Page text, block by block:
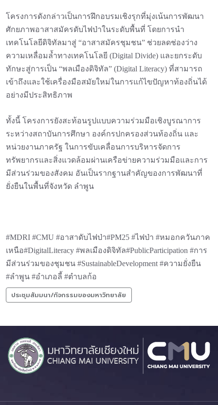
โครงการดังกล่าวเป็นการฝึกอบรมเชิงรุกที่มุ่งเน้นการพัฒนา
ศักยภาพอาสาสมัครดับไฟป่าในระดับพื้นที่ โดยการนำ
เทคโนโลยีดิจิทัลมาสู่ “อาสาสมัครชุมชน” ช่วยลดช่องว่าง
ความเหลื่อมล้ำทางเทคโนโลยี (Digital Divide) และยกระดับ
ทักษะสู่การเป็น “พลเมืองดิจิทัล” (Digital Literacy) ที่สามารถ
เข้าถึงและใช้เครื่องมือสมัยใหม่ในการแก้ไขปัญหาท้องถิ่นได้
อย่างมีประสิทธิภาพ
ทั้งนี้ โครงการยังสะท้อนรูปแบบความร่วมมือเชิงบูรณาการ
ระหว่างสถาบันการศึกษา องค์กรปกครองส่วนท้องถิ่น และ
หน่วยงานภาครัฐ ในการขับเคลื่อนการบริหารจัดการ
ทรัพยากรและสิ่งแวดล้อมผ่านเครือข่ายความร่วมมือและการ
มีส่วนร่วมของสังคม อันเป็นรากฐานสำคัญของการพัฒนาที่
ยั่งยืนในพื้นที่จังหวัด ลำพูน
#MDRI #CMU #อาสาดับไฟป่า#PM25 #ไฟป่า #หมอกควันภาค
เหนือ#DigitalLiteracy #พลเมืองดิจิทัล#PublicParticipation #การ
มีส่วนร่วมของชุมชน #SustainableDevelopment #ความยั่งยืน
#ลำพูน #อำเภอลี้ #ตำบลก้อ
ประชุมสัมมนา/กิจกรรมของมหาวิทยาลัย